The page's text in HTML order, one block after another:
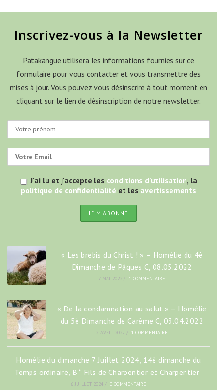
Inscrivez-vous à la Newsletter
Patakangue utilisera les informations fournies sur ce
formulaire pour vous contacter et vous transmettre des
mises à jour. Vous pouvez vous désinscrire à tout moment en
cliquant sur le lien de désinscription de notre newsletter.
J'ai lu et j'accepte les conditions d'utilisation, la
politique de confidentialité et les avertissements
« Les brebis du Christ ! » – Homélie du 4è
Dimanche de Pâques C, 08.05.2022
7 MAI 2022 / 1 COMMENTAIRE
« De la condamnation au salut.» – Homélie
du 5è Dimanche de Carême C, 03.04.2022
2 AVRIL 2022 / 1 COMMENTAIRE
Homélie du dimanche 7 Juillet 2024, 14è dimanche du
Temps ordinaire, B “ Fils de Charpentier et Charpentier”
6 JUILLET 2024 / 0 COMMENTAIRE